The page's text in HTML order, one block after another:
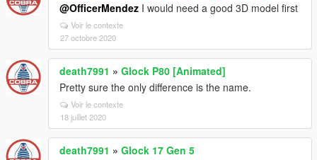
@OfficerMendez I would need a good 3D model first
Voir le contexte
27 octobre 2020
death7991 » Glock P80 [Animated]
Pretty sure the only difference is the name.
Voir le contexte
18 juillet 2020
death7991 » Glock 17 Gen 5